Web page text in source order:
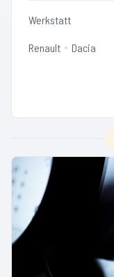
Werkstatt
Renault Dacia